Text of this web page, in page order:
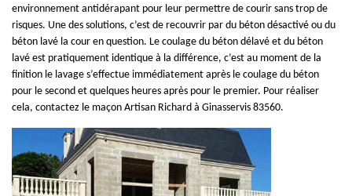
environnement antidérapant pour leur permettre de courir sans trop de
risques. Une des solutions, c’est de recouvrir par du béton désactivé ou du
béton lavé la cour en question. Le coulage du béton délavé et du béton
lavé est pratiquement identique à la différence, c’est au moment de la
finition le lavage s’effectue immédiatement après le coulage du béton
pour le second et quelques heures après pour le premier. Pour réaliser
cela, contactez le maçon Artisan Richard à Ginasservis 83560.